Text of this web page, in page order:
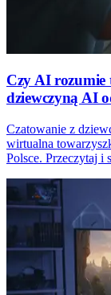
Czy AI rozumie
dziewczyną AI
Czatowanie z
wirtualna
Polsce. Przeczytaj i